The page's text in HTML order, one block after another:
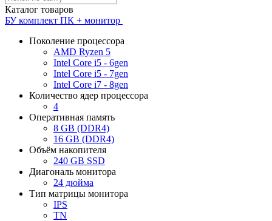
Каталог товаров
БУ комплект ПК + монитор
Поколение процессора
AMD Ryzen 5
Intel Core i5 - 6gen
Intel Core i5 - 7gen
Intel Core i7 - 8gen
Количество ядер процессора
4
Оперативная память
8 GB (DDR4)
16 GB (DDR4)
Объём накопителя
240 GB SSD
Диагональ монитора
24 дюйма
Тип матрицы монитора
IPS
TN